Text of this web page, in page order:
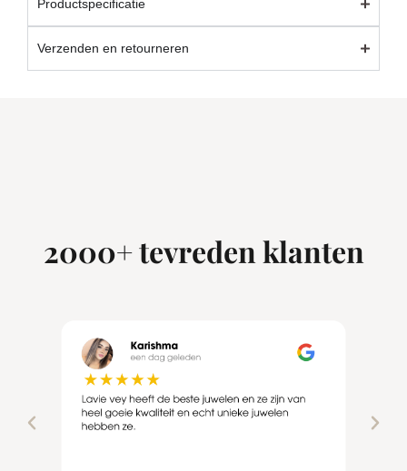
Productspecificatie
Verzenden en retourneren
2000+ tevreden klanten